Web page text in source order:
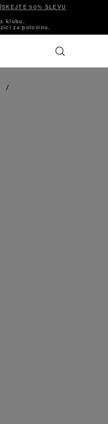
50% SLEVU
klubu.
za polovinu.
/